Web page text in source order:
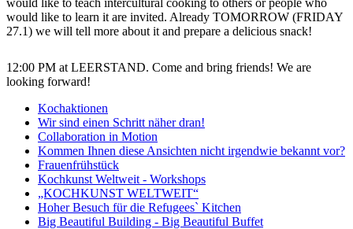
would like to teach intercultural cooking to others or people who
would like to learn it are invited. Already TOMORROW (FRIDAY
27.1) we will tell more about it and prepare a delicious snack!
12:00 PM at LEERSTAND. Come and bring friends! We are
looking forward!
Kochaktionen
Wir sind einen Schritt näher dran!
Collaboration in Motion
Kommen Ihnen diese Ansichten nicht irgendwie bekannt vor?
Frauenfrühstück
Kochkunst Weltweit - Workshops
„KOCHKUNST WELTWEIT“
Hoher Besuch für die Refugees` Kitchen
Big Beautiful Building - Big Beautiful Buffet